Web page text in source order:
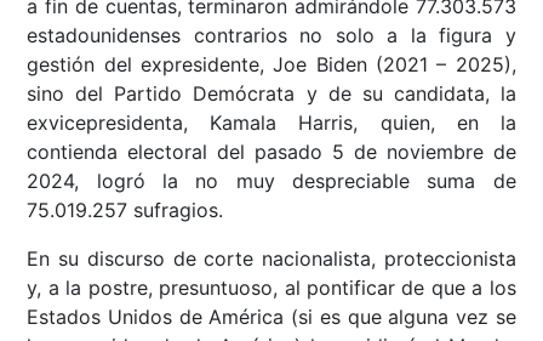
a fin de cuentas, terminaron admirándole 77.303.573
estadounidenses contrarios no solo a la figura y
gestión del expresidente, Joe Biden (2021 – 2025),
sino del Partido Demócrata y de su candidata, la
exvicepresidenta, Kamala Harris, quien, en la
contienda electoral del pasado 5 de noviembre de
2024, logró la no muy despreciable suma de
75.019.257 sufragios.
En su discurso de corte nacionalista, proteccionista
y, a la postre, presuntuoso, al pontificar de que a los
Estados Unidos de América (si es que alguna vez se